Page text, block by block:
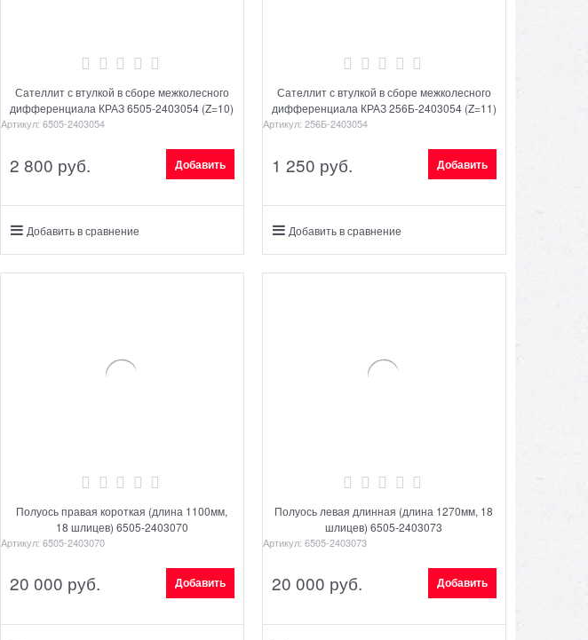
Сателлит с втулкой в сборе межколесного
дифференциала КРАЗ 6505-2403054 (Z=10)
Артикул: 6505-2403054
2 800 руб. Добавить
Добавить в сравнение
Сателлит с втулкой в сборе межколесного
дифференциала КРАЗ 256Б-2403054 (Z=11)
Артикул: 256Б-2403054
1 250 руб. Добавить
Добавить в сравнение
Полуось правая короткая (длина 1100мм,
18 шлицев) 6505-2403070
Артикул: 6505-2403070
20 000 руб. Добавить
Полуось левая длинная (длина 1270мм, 18
шлицев) 6505-2403073
Артикул: 6505-2403073
20 000 руб. Добавить